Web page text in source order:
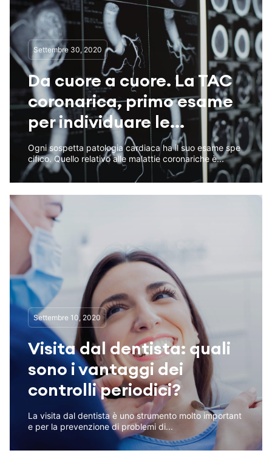
Settembre 30, 2020
Da cuore a cuore. La TAC
coronarica, primo esame
per individuare le...
Ogni sospetta patologia cardiaca ha il suo esame spe
cifico. Quello relativo alle malattie coronariche è...
Settembre 10, 2020
Visita dal dentista: quali
sono i vantaggi dei
controlli periodici?
La visita dal dentista è uno strumento molto important
e per la prevenzione di problemi di...